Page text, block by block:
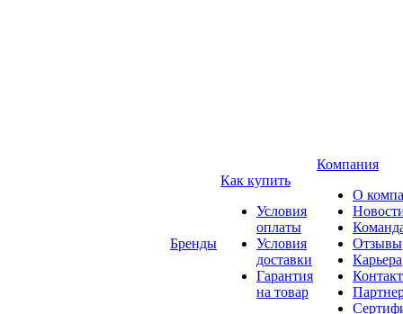
Бренды
Как купить
Условия
оплаты
Условия
доставки
Гарантия
на товар
Компания
О
Отзывы
Карьера